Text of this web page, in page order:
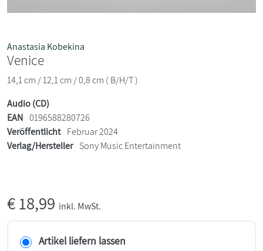
Anastasia Kobekina
Venice
14,1 cm / 12,1 cm / 0,8 cm ( B/H/T )
Audio (CD)
EAN 0196588280726
Veröffentlicht Februar 2024
Verlag/Hersteller Sony Music Entertainment
€18,99 inkl. MwSt.
Artikel liefern lassen